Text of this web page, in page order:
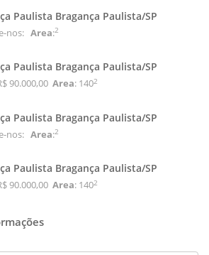
Paulista Bragança Paulista/SP
nos: Area:2
Paulista Bragança Paulista/SP
90.000,00 Area: 1402
Paulista Bragança Paulista/SP
nos: Area:2
Paulista Bragança Paulista/SP
90.000,00 Area: 1402